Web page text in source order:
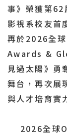
事》榮獲第62
影視系校友首
再於2026全
Awards &
見過太陽》 勇
舞台，再次展
與人才培育實
2026全球